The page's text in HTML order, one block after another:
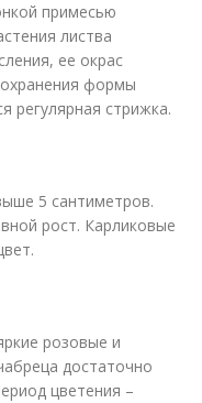
примесью
листва
ее окрас
формы
регулярная стрижка.
5 сантиметров.
рост. Карликовые
розовые и
достаточно
цветения –